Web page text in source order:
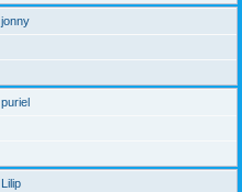
jonny
puriel
Lilip